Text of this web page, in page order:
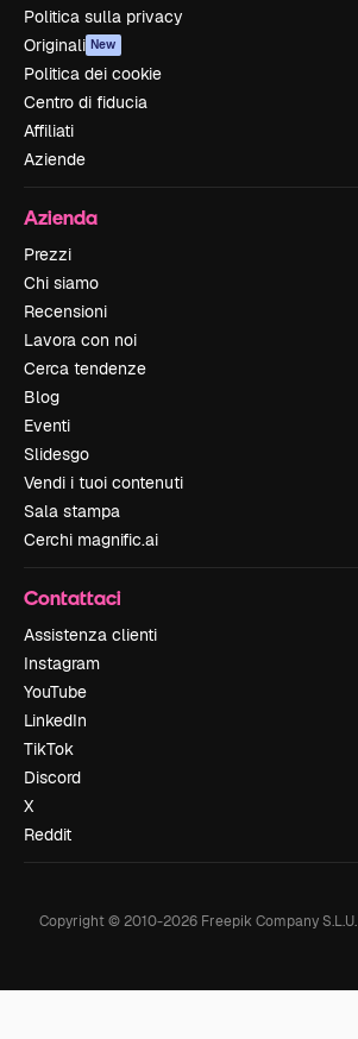
Politica sulla privacy
Originali New
Politica dei cookie
Centro di fiducia
Affiliati
Aziende
Azienda
Prezzi
Chi siamo
Recensioni
Lavora con noi
Cerca tendenze
Blog
Eventi
Slidesgo
Vendi i tuoi contenuti
Sala stampa
Cerchi magnific.ai
Contattaci
Assistenza clienti
Instagram
YouTube
LinkedIn
TikTok
Discord
X
Reddit
Copyright © 2010-2026Freepik Company S.L.U.